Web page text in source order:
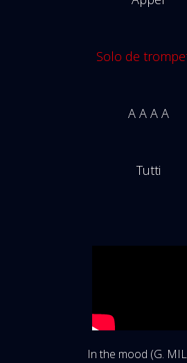
Solo de
A A A A
Tutti
In the mood (G.